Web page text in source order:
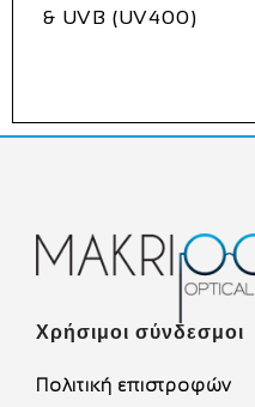
& UVB (UV400)
Χρήσιμοι σύνδεσμοι
Πολιτική επιστροφών